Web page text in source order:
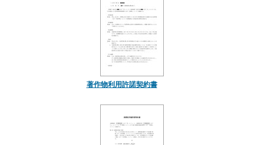
著作物利用許諾契約書